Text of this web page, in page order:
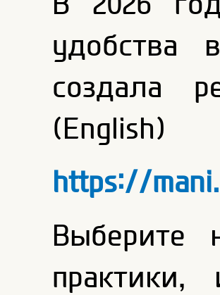
удобства
создала
(English)
https://
Выберите